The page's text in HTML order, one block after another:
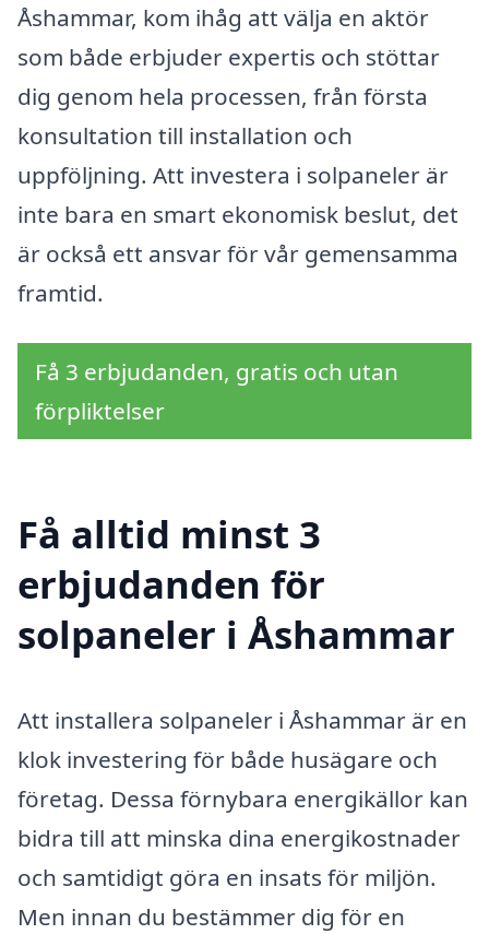
Åshammar, kom ihåg att välja en aktör
som både erbjuder expertis och stöttar
dig genom hela processen, från första
konsultation till installation och
uppföljning. Att investera i solpaneler är
inte bara en smart ekonomisk beslut, det
är också ett ansvar för vår gemensamma
framtid.
Få 3 erbjudanden, gratis och utan
förpliktelser
Få alltid minst 3
erbjudanden för
solpaneler i Åshammar
Att installera solpaneler i Åshammar är en
klok investering för både husägare och
företag. Dessa förnybara energikällor kan
bidra till att minska dina energikostnader
och samtidigt göra en insats för miljön.
Men innan du bestämmer dig för en